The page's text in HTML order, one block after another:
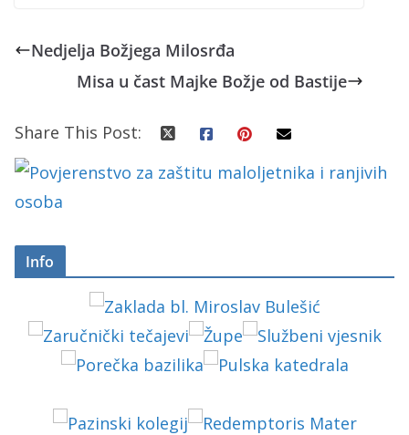
Nedjelja Božjega Milosrđa
Misa u čast Majke Božje od Bastije
Share This Post:
Info